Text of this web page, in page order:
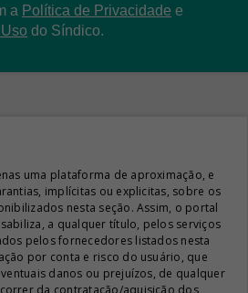
a Política de Privacidade e
do Síndico.
uma plataforma de aproximação, e
implícitas ou explicitas, sobre os
nesta seção. Assim, o portal
a qualquer título, pelos serviços
pelos fornecedores listados nesta
por conta e risco do usuário, que
danos ou prejuízos, de qualquer